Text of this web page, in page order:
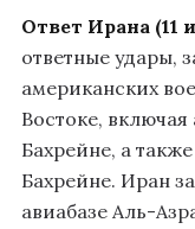
Ответ Ирана (11
ответные удары,
американских
Востоке,
Бахрейне, а
Бахрейне. Иран
авиабазе Аль-